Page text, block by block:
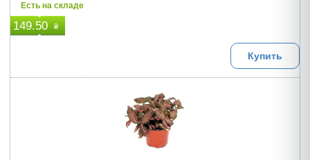
Есть на складе
149.50 ₴
Купить